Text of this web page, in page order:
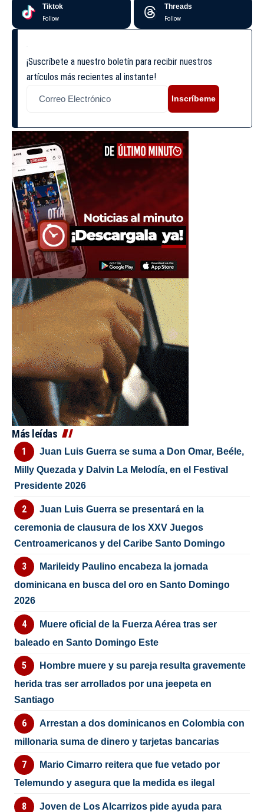
Tiktok
Follow
Threads
Follow
¡Suscríbete a nuestro boletín para recibir nuestros
artículos más recientes al instante!
Inscríbeme
Más leídas
Juan Luis Guerra se suma a Don Omar, Beéle,
Milly Quezada y Dalvin La Melodía, en el Festival
Presidente 2026
Juan Luis Guerra se presentará en la
ceremonia de clausura de los XXV Juegos
Centroamericanos y del Caribe Santo Domingo
Marileidy Paulino encabeza la jornada
dominicana en busca del oro en Santo Domingo
2026
Muere oficial de la Fuerza Aérea tras ser
baleado en Santo Domingo Este
Hombre muere y su pareja resulta gravemente
herida tras ser arrollados por una jeepeta en
Santiago
Arrestan a dos dominicanos en Colombia con
millonaria suma de dinero y tarjetas bancarias
Mario Cimarro reitera que fue vetado por
Telemundo y asegura que la medida es ilegal
Joven de Los Alcarrizos pide ayuda para